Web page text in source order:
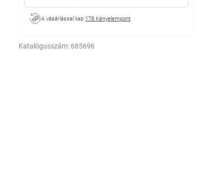
A vásárlással kap 178 Kényelempont
Katalógusszám: 685696